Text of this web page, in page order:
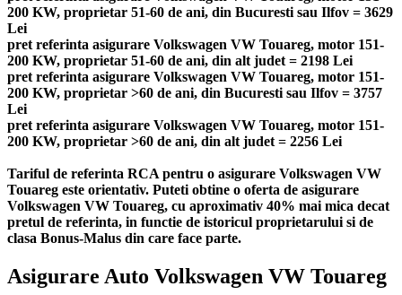
200 KW, proprietar 51-60 de ani, din Bucuresti sau Ilfov = 3629
Lei
pret referinta asigurare Volkswagen VW Touareg, motor 151-
200 KW, proprietar 51-60 de ani, din alt judet = 2198 Lei
pret referinta asigurare Volkswagen VW Touareg, motor 151-
200 KW, proprietar >60 de ani, din Bucuresti sau Ilfov = 3757
Lei
pret referinta asigurare Volkswagen VW Touareg, motor 151-
200 KW, proprietar >60 de ani, din alt judet = 2256 Lei
Tariful de referinta RCA pentru o asigurare Volkswagen VW
Touareg este orientativ. Puteti obtine o oferta de asigurare
Volkswagen VW Touareg, cu aproximativ 40% mai mica decat
pretul de referinta, in functie de istoricul proprietarului si de
clasa Bonus-Malus din care face parte.
Asigurare Auto Volkswagen VW Touareg